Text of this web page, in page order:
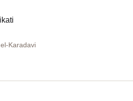
Karadavi